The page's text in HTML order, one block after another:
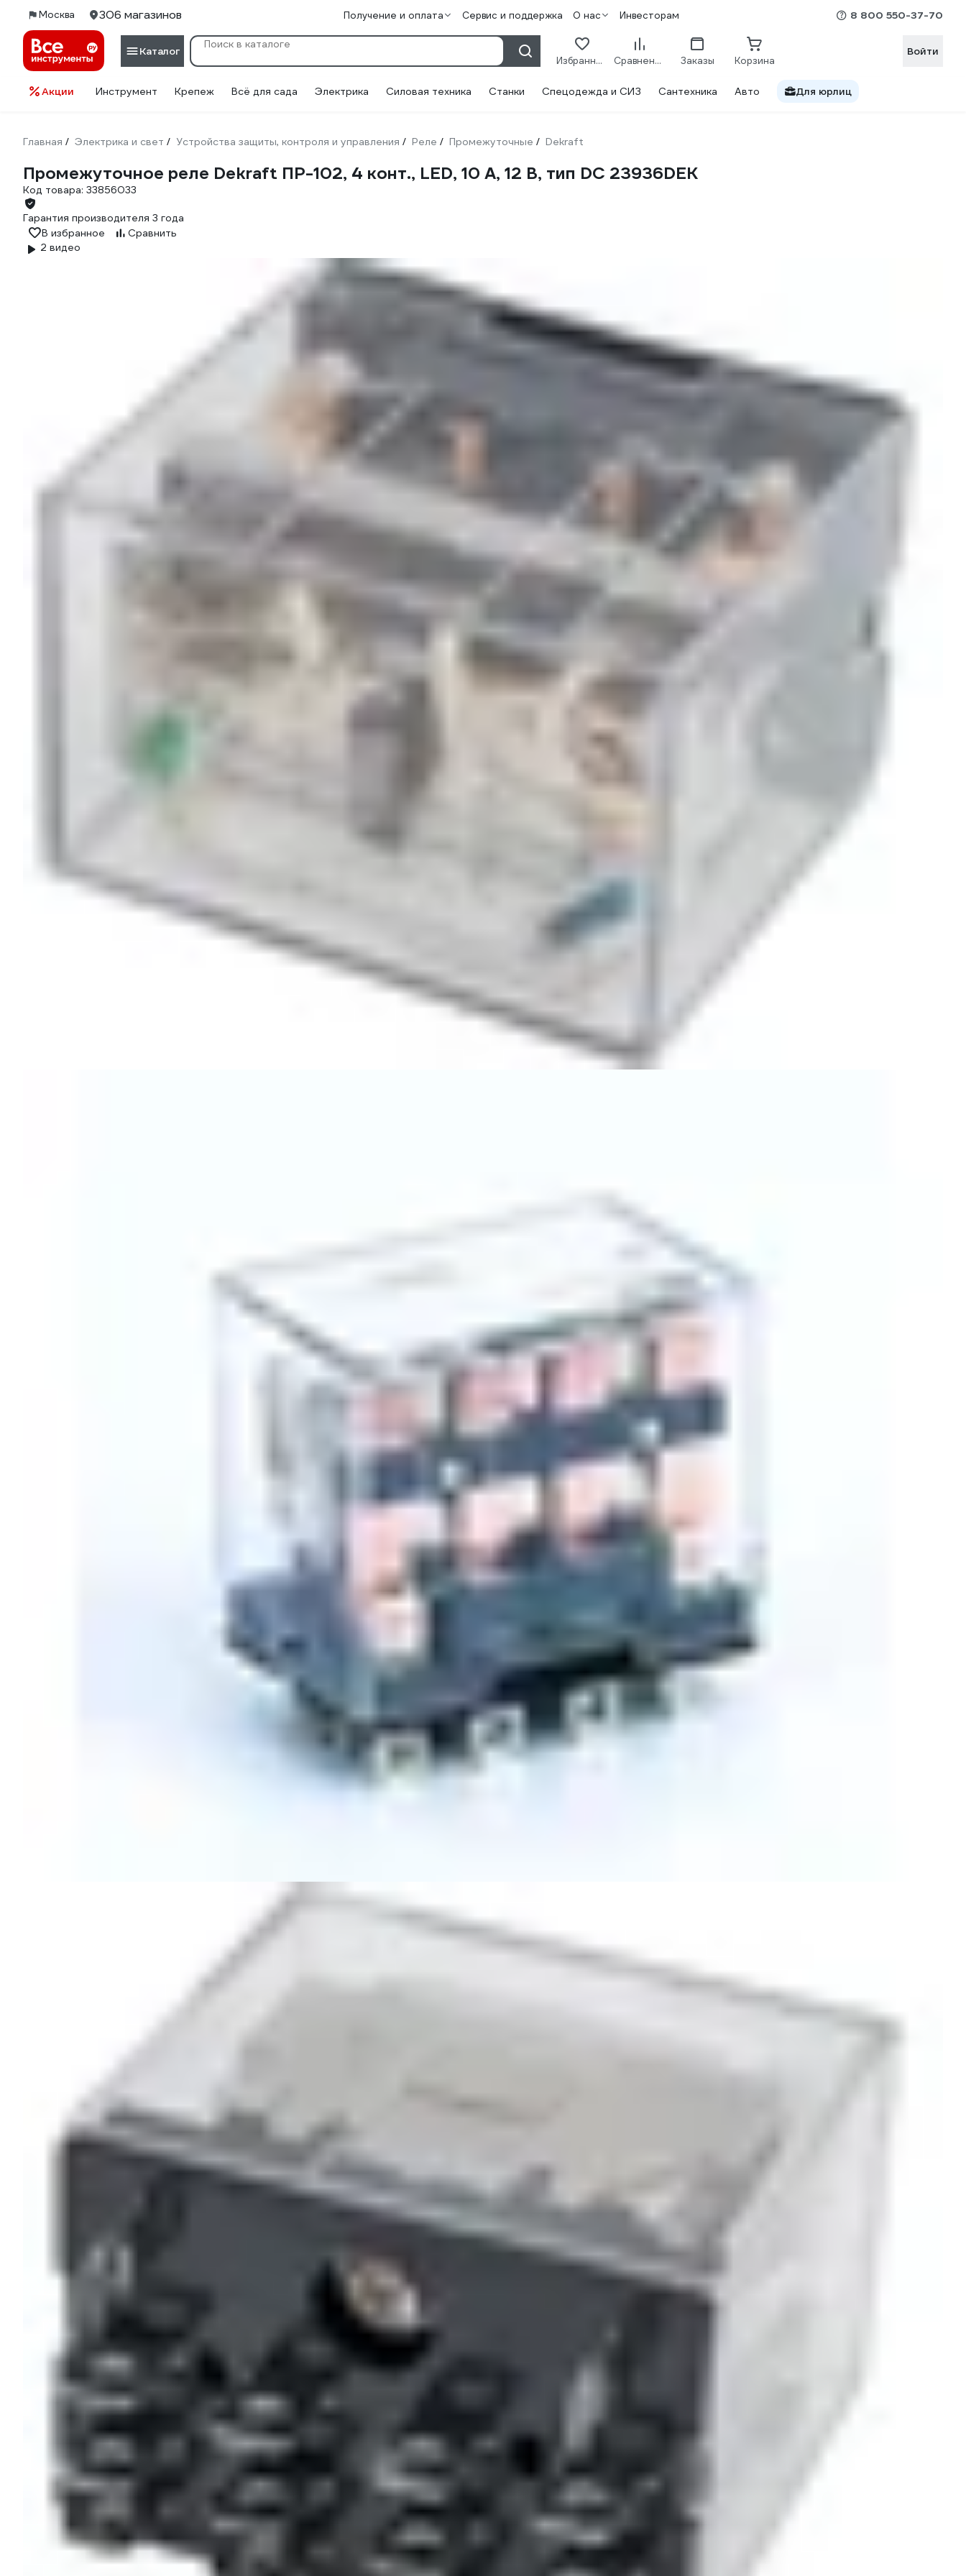
Москва 306 магазинов Получение и оплата Сервис и поддержка О нас Инвесторам 8 800 550-37-70
Каталог
Избранное Сравнение Заказы Корзина
Войти
Акции Инструмент Крепеж Всё для сада Электрика Силовая техника Станки Спецодежда и СИЗ Сантехника Авто Для юрлиц
Главная / Электрика и свет / Устройства защиты, контроля и управления / Реле / Промежуточные / Dekraft
Промежуточное реле Dekraft ПР-102, 4 конт., LED, 10 А, 12 В, тип DC 23936DEK
Код товара: 33856033
Гарантия производителя 3 года
В избранное
Сравнить
2 видео